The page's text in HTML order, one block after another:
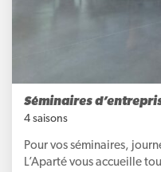
Séminaires
4 saisons
Pour vos séminaires,
L’Aparté vous accueille